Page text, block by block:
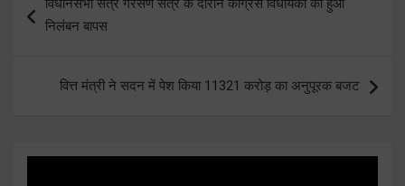
navigation
विधानसभा सत्र गैरसैंण सत्र के दौरान कांग्रेस विधायकों का हुआ
निलंबन बापस
वित्त मंत्री ने सदन में पेश किया 11321 करोड़ का अनुपूरक बजट